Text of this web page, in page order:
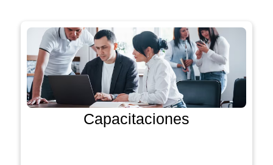
Capacitaciones